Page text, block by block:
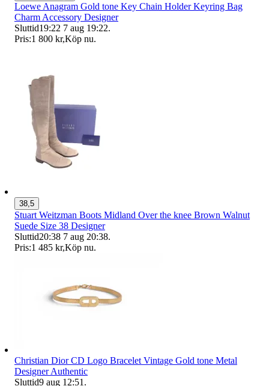
Loewe Anagram Gold tone Key Chain Holder Keyring Bag
Charm Accessory Designer
Sluttid19:22 7 aug 19:22.
Pris:1 800 kr,Köp nu.
38,5
Stuart Weitzman Boots Midland Over the knee Brown Walnut
Suede Size 38 Designer
Sluttid20:38 7 aug 20:38.
Pris:1 485 kr,Köp nu.
Christian Dior CD Logo Bracelet Vintage Gold tone Metal
Designer Authentic
Sluttid9 aug 12:51 .